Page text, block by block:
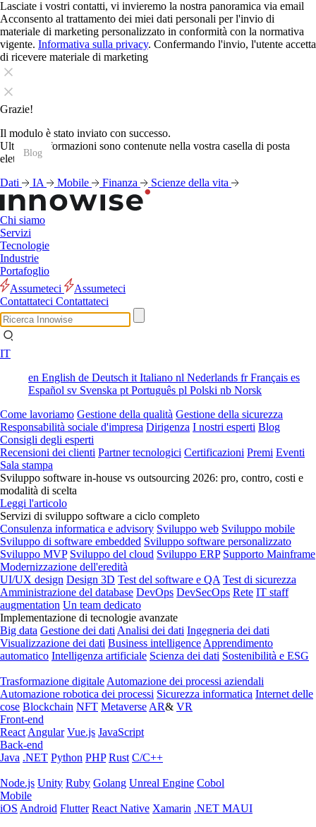
Lasciate i vostri contatti, vi invieremo la nostra panoramica via email
Acconsento al trattamento dei miei dati personali per l'invio di
materiale di marketing personalizzato in conformità con la normativa
vigente. Informativa sulla privacy. Confermando l'invio, l'utente accetta
di ricevere materiale di marketing
Grazie!
Il modulo è stato inviato con successo.
Ulteriori informazioni sono contenute nella vostra casella di posta
elettronica.
Dati
IA Mobile Finanza Scienze della vita
Chi siamo
Servizi
Tecnologie
Industrie
Portafoglio
Assumeteci
Assumeteci
Contattateci Contattateci
IT
en English de Deutsch it Italiano nl Nederlands frFrançais es
Español sv Svenska pt Português pl Polski nb Norsk
Come lavoriamo Gestione della qualità Gestione della sicurezza
Responsabilità sociale d'impresa Dirigenza I nostri esperti Blog
Consigli degli esperti
Recensioni dei clienti Partner tecnologici Certificazioni Premi Eventi
Sala stampa
Sviluppo software in-house vs outsourcing 2026: pro, contro, costi e
modalità di scelta
Leggi l'articolo
Servizi di sviluppo software a ciclo completo
Consulenza informatica e advisory Sviluppo web Sviluppo mobile
Sviluppo di software embedded Sviluppo software personalizzato
Sviluppo MVP Sviluppo del cloud Sviluppo ERP Supporto Mainframe
Modernizzazione dell'eredità
UI/UX design Design 3D Test del software e QA Test di sicurezza
Amministrazione del database DevOps DevSecOps Rete IT staff
augmentation Un team dedicato
Implementazione di tecnologie avanzate
Big data Gestione dei dati Analisi dei dati Ingegneria dei dati
Visualizzazione dei dati Business intelligence Apprendimento
automatico Intelligenza artificiale Scienza dei dati Sostenibilità e ESG
Trasformazione digitale Automazione dei processi aziendali
Automazione robotica dei processi Sicurezza informatica Internet delle
cose Blockchain NFT Metaverse AR& VR
Front-end
React Angular Vue.js JavaScript
Back-end
Java .NET Python PHP Rust C/C++
Node.js Unity Ruby Golang Unreal Engine Cobol
Mobile
iOS Android Flutter React Native Xamarin .NET MAUI
Blog
Blog
Blog
Blog
Blog
Blog
Blog
Blog
Blog
Blog
Blog
Blog